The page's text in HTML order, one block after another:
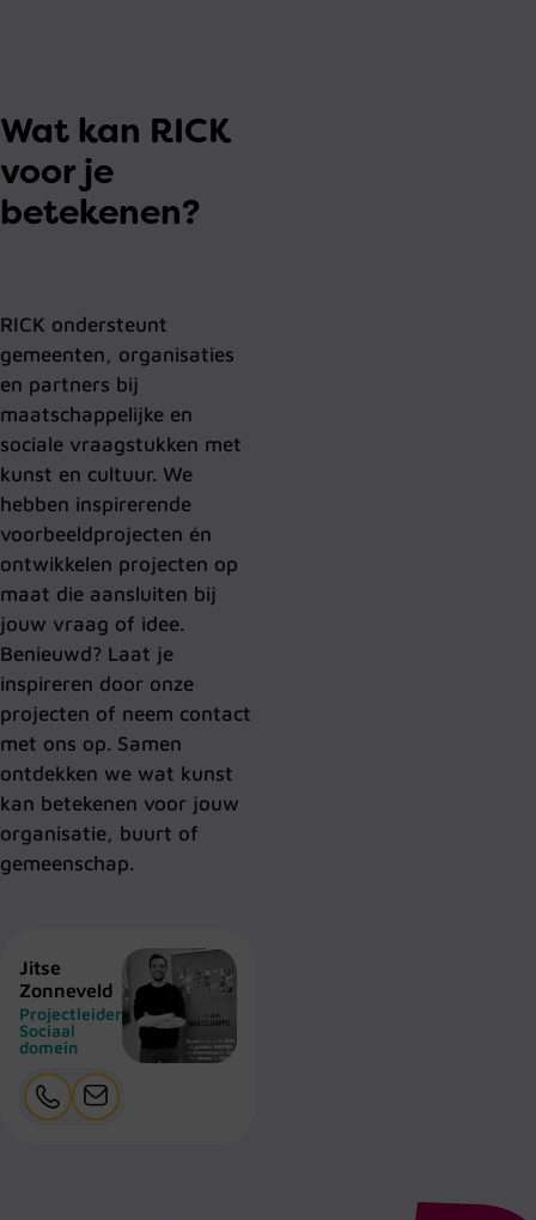
Wat kan RICK
voor je
betekenen?
RICK ondersteunt
gemeenten, organisaties
en partners bij
maatschappelijke en
sociale vraagstukken met
kunst en cultuur. We
hebben inspirerende
voorbeeldprojecten én
ontwikkelen projecten op
maat die aansluiten bij
jouw vraag of idee.
Benieuwd? Laat je
inspireren door onze
projecten of neem contact
met ons op. Samen
ontdekken we wat kunst
kan betekenen voor jouw
organisatie, buurt of
gemeenschap.
Jitse
Zonneveld
Projectleider
Sociaal
domein